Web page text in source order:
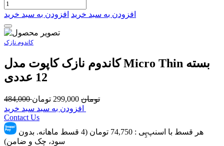
افزودن به سبد خرید افزودن به سبد خرید
کاندوم نازک
کاندوم نازک کاپوت مدل Micro Thin بسته
12 عددی
484,000 تومان 299,000 تومان
Contact Us
هر قسط با اسنپ‌پِی : 74,750
تومان (4 قسط ماهانه. بدون
سود، چک و ضامن)